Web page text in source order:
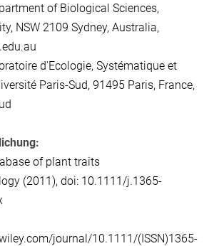
of Biological Sciences,
NSW 2109 Sydney, Australia,
d'Ecologie, Systématique et
Paris-Sud, 91495 Paris, France,
of plant traits
(2011), doi: 10.1111/j.1365-
journal/10.1111/(ISSN)1365-